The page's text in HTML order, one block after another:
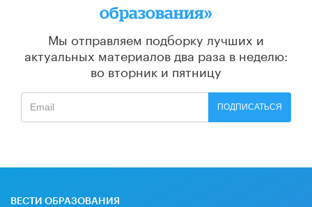
образования»
Мы отправляем подборку лучших и
актуальных материалов два раза в неделю:
во вторник и пятницу
ПОДПИСАТЬСЯ
ВЕСТИ ОБРАЗОВАНИЯ